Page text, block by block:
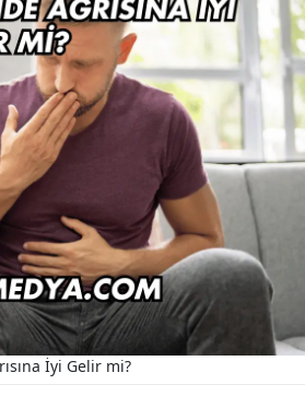
İyi Gelir mi?